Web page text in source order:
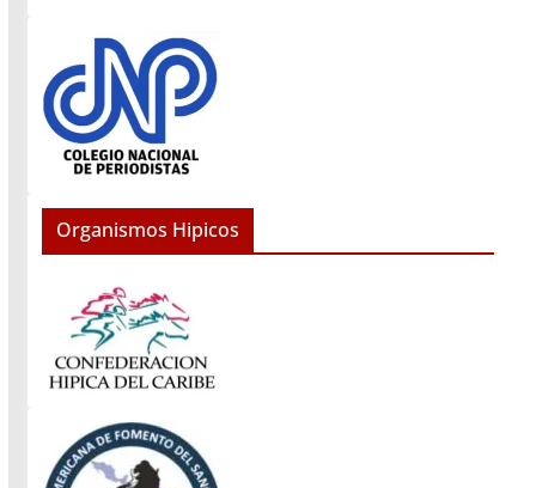
Organismos Hipicos